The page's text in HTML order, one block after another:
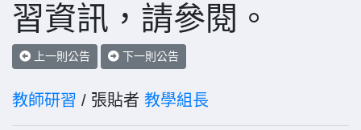
習資訊，請參閱。
上一則公告 下一則公告
教師研習 / 張貼者 教學組長